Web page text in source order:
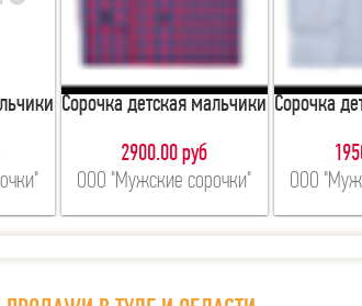
Сорочка детская мальчики
2900.00 руб
ООО "Мужские сорочки"
Сорочка
ООО